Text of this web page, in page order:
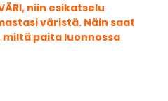
niin esikatselu
väristä. Näin saat
paita luonnossa